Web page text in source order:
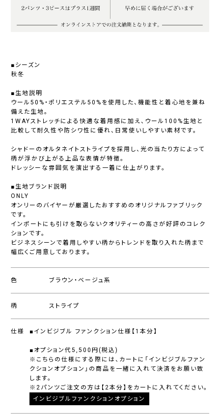
■シーズン
秋冬
■生地説明
ウール50%・ポリエステル50%を使用した、機能性と着心地を兼ね
備えた生地。
1WAYストレッチによる快適な着用感に加え、ウール100%生地と
比較して耐久性や防シワ性に優れ、日常使いしやすい素材です。
シャドーのオルタネイトストライプを採用し、光の当たり方によって
柄が浮かび上がる上品な表情が特徴。
ドレッシーな雰囲気を演出する一着に仕上がります。
■生地ブランド説明
ONLY
オンリーのバイヤーが厳選したおすすめのオリジナルファブリック
です。
インポートにも引けを取らないクオリティーの高さが好評のコレク
ションです。
ビジネスシーンで着用しやすい柄からトレンドを取り入れた柄まで
幅広くご用意しております。
色 ブラウン・ベージュ系
柄 ストライプ
仕様 ■インビジブル ファンクション仕様【1本分】
■オプション代5,500円(税込)
※こちらの仕様にする際には、カートに「インビジブルファン
クションオプション」の商品を一緒に入れて決済をお願い致
します。
※2パンツご注文の方は【2本分】をカートに入れてください。
インビジブルファンクションオプション